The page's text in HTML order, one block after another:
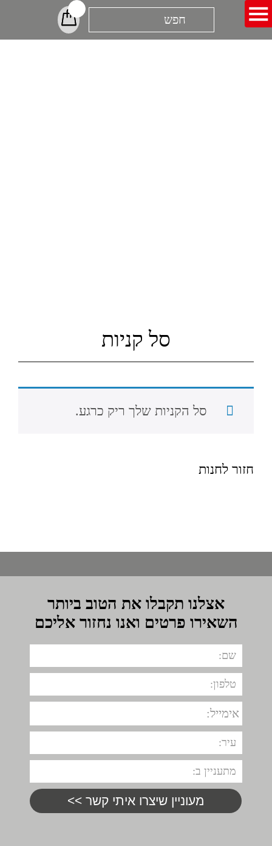
סל קניות
סל הקניות שלך ריק כרגע.
חזור לחנות
אצלנו תקבלו את הטוב ביותר
השאירו פרטים ואנו נחזור אליכם